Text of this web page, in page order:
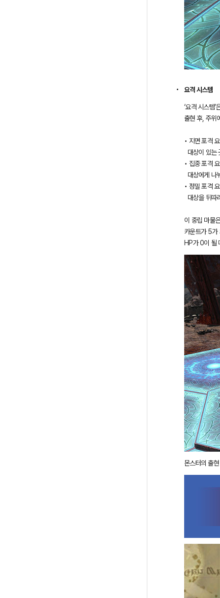
요격 시스템
‘요격 시스템
출현 후, 주위
• 지면 포격
대상이 있는
• 집중 포격
대상에게 나
• 정밀 포격
대상을 뒤따
이 중립 마물
카운트가 5가
몬스터의 출